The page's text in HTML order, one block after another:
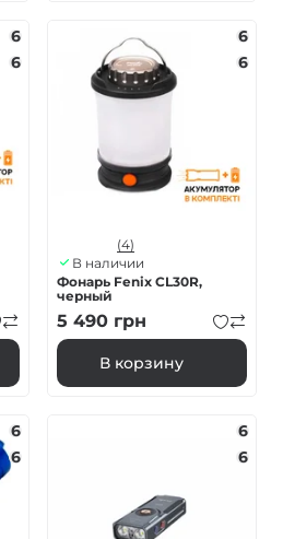
6
6
6
6
(4)
В наличии
Фонарь Fenix CL30R,
черный
5 490 грн
В корзину
6
6
6
6